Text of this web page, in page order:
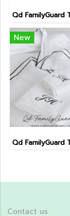
New
Contact us